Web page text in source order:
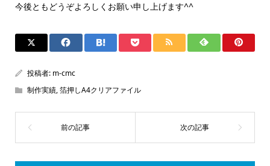
今後ともどうぞよろしくお願い申し上げます^^
投稿者: m-cmc
制作実績,箔押しA4クリアファイル